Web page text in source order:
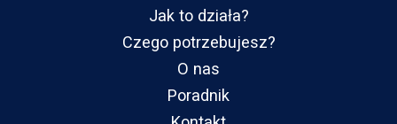
Jak to działa?
Czego potrzebujesz?
O nas
Poradnik